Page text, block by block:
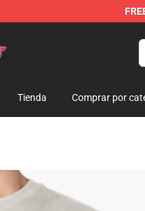
Tienda Comprar por